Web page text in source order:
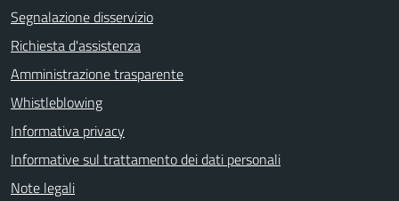
Segnalazione disservizio
Richiesta d'assistenza
Amministrazione trasparente
Whistleblowing
Informativa privacy
Informative sul trattamento dei dati personali
Note legali